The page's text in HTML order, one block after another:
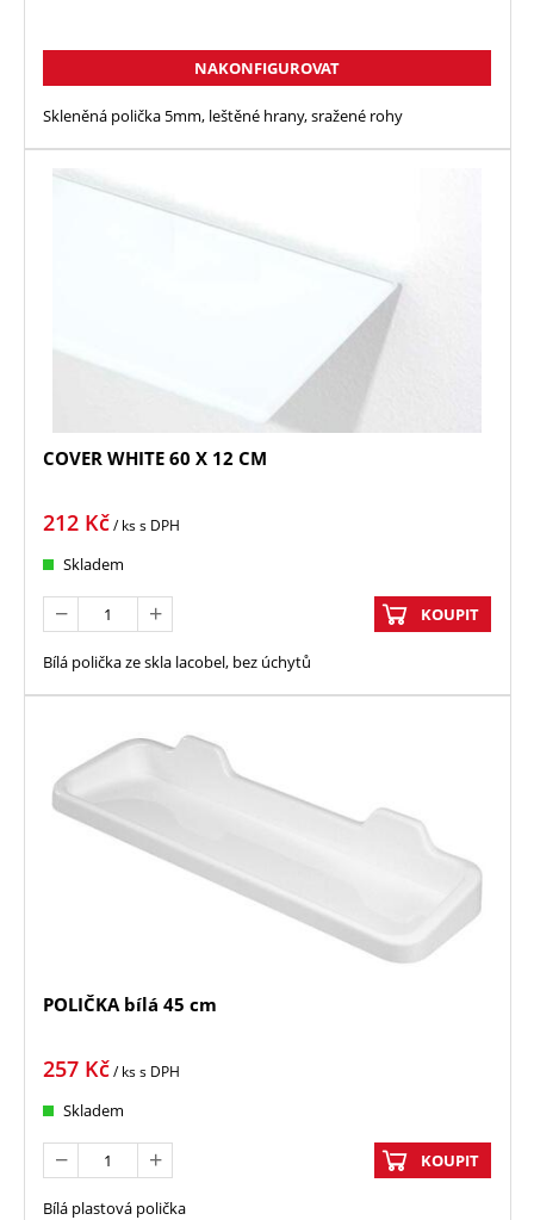
NAKONFIGUROVAT
Skleněná polička 5mm, leštěné hrany, sražené rohy
COVER WHITE 60 X 12 CM
212 Kč/ kss DPH
Skladem
KOUPIT
Bílá polička ze skla lacobel, bez úchytů
POLIČKA bílá 45 cm
257 Kč/ kss DPH
Skladem
KOUPIT
Bílá plastová polička